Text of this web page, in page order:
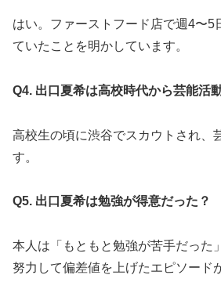
はい。ファーストフード店で週4〜5
ていたことを明かしています。
Q4. 出口夏希は高校時代から芸能活
高校生の頃に渋谷でスカウトされ、
す。
Q5. 出口夏希は勉強が得意だった？
本人は「もともと勉強が苦手だった
努力して偏差値を上げたエピソード